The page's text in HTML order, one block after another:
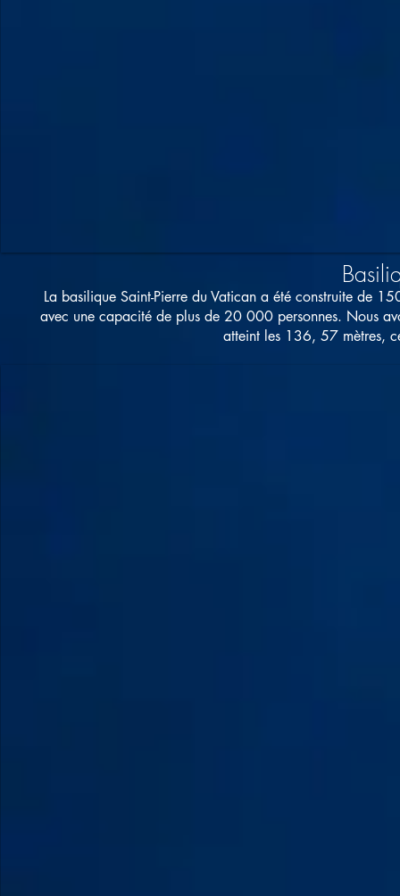
La basilique Saint-Pierre du Vatican a été construite de
avec une capacité de plus de 20 000 personnes. Nous
atteint les 136, 57 mètres,